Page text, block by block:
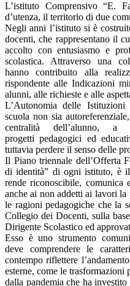
L’istituto Comprensivo “E.
d’utenza, il territorio di due
Negli anni l’istituto si è
docenti, che rappresentano il
accolto con entusiasmo e
scolastica. Attraverso una
hanno contribuito alla
rispondente alle Indicazioni
alunni, alle richieste e alle
L’Autonomia delle
scuola non sia
centralità dell’alunno,
progetti pedagogici ed
tuttavia perdere il senso delle
Il Piano triennale dell’Offerta
di identità” di ogni istituto, è
rende riconoscibile, comunica
anche ai non addetti ai lavori la
le ragioni pedagogiche che la
Collegio dei Docenti, sulla
Dirigente Scolastico ed
Esso è uno strumento
deve comprendere le
contempo riflettere
esterne, come le trasformazioni
dalla pandemia che ha